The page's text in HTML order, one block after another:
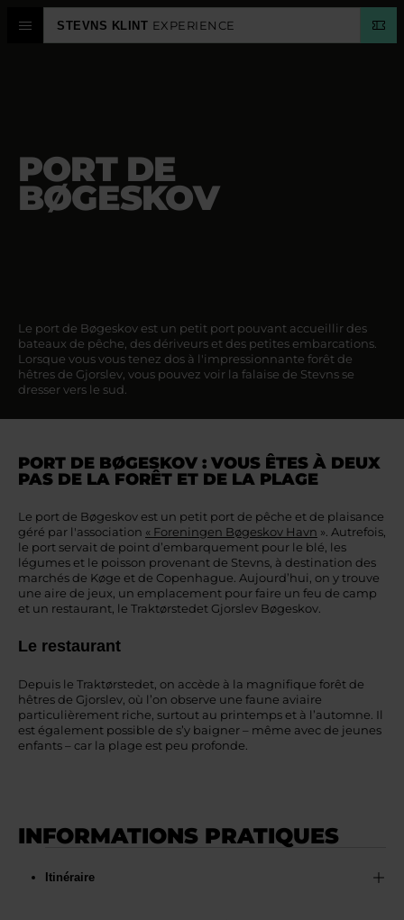
STEVNS KLINT EXPERIENCE
PLANIFIER
PORT DE
BØGESKOV
Le port de Bøgeskov est un petit port pouvant accueillir des
bateaux de pêche, des dériveurs et des petites embarcations.
Lorsque vous vous tenez dos à l'impressionnante forêt de
hêtres de Gjorslev, vous pouvez voir la falaise de Stevns se
dresser vers le sud.
PORT DE BØGESKOV : VOUS ÊTES À DEUX
PAS DE LA FORÊT ET DE LA PLAGE
Le port de Bøgeskov est un petit port de pêche et de plaisance
géré par l'association « Foreningen Bøgeskov Havn ». Autrefois,
le port servait de point d’embarquement pour le blé, les
légumes et le poisson provenant de Stevns, à destination des
marchés de Køge et de Copenhague. Aujourd’hui, on y trouve
une aire de jeux, un emplacement pour faire un feu de camp
et un restaurant, le Traktørstedet Gjorslev Bøgeskov.
Le restaurant
Depuis le Traktørstedet, on accède à la magnifique forêt de
hêtres de Gjorslev, où l’on observe une faune aviaire
particulièrement riche, surtout au printemps et à l’automne. Il
est également possible de s’y baigner – même avec de jeunes
enfants – car la plage est peu profonde.
INFORMATIONS PRATIQUES
Itinéraire